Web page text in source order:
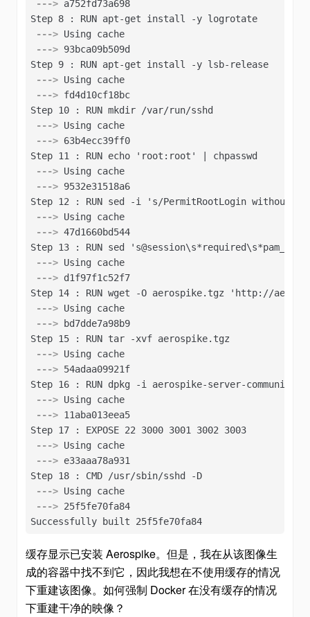
---> a752fd73a698
Step 8 : RUN apt-get install -y logrotate
---> Using cache
---> 93bca09b509d
Step 9 : RUN apt-get install -y lsb-release
---> Using cache
---> fd4d10cf18bc
---> Using cache
---> 63b4ecc39ff0
---> Using cache
---> 9532e31518a6
---> Using cache
---> 47d1660bd544
---> Using cache
---> d1f97f1c52f7
---> Using cache
---> bd7dde7a98b9
---> Using cache
---> 54adaa09921f
---> Using cache
---> 11aba013eea5
Step 17 : EXPOSE 22 3000 3001 3002 3003
---> Using cache
---> e33aaa78a931
Step 18 : CMD /usr/sbin/sshd -D
---> Using cache
---> 25f5fe70fa84
Successfully built 25f5fe70fa84
缓存显示已安装 Aerospike。但是，我在从该图像生
成的容器中找不到它，因此我想在不使用缓存的情况
下重建该图像。如何强制 Docker 在没有缓存的情况
下重建干净的映像？